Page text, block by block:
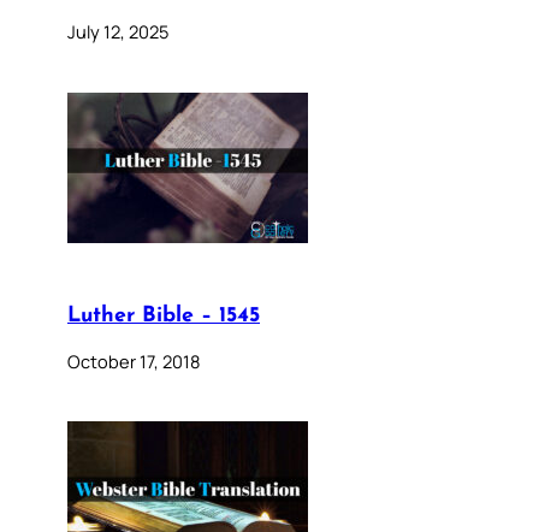
July 12, 2025
Luther Bible – 1545
October 17, 2018